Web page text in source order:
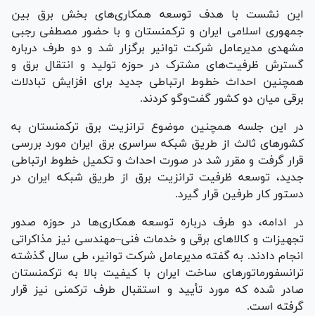
این نشست با هدف توسعه همکاری‌های بخش برق بین
جمهوری اسلامی ایران و ترکمنستان و با حضور مصطفی رجبی
مشهدی مدیرعامل شرکت توانیر برگزار شد و دو طرف درباره
گسترش ظرفیت‌های مشترک در حوزه تولید و انتقال برق و
همچنین احداث خطوط ارتباطی جدید برای افزایش تبادلات
برقی میان دو کشور گفت‌و‌گو کردند.
در این جلسه همچنین موضوع ترانزیت برق ترکمنستان به
کشور‌های ثالث از طریق شبکه سراسری برق ایران مورد بررسی
قرار گرفت و مقرر شد در صورت احداث و تکمیل خطوط ارتباطی
جدید، توسعه ظرفیت ترانزیت برق از طریق شبکه ایران در
دستور کار طرفین قرار گیرد.
در ادامه، دو طرف درباره توسعه همکاری‌ها در حوزه صدور
تجهیزات و کالا‌های برقی و خدمات فنی–مهندسی نیز مذاکراتی
انجام دادند. به گفته مدیرعامل شرکت توانیر، طی سال گذشته
ترانسفورماتور‌های ساخت ایران با کیفیت بالا به ترکمنستان
صادر شده که مورد تأیید و استقبال طرف ترکمنی نیز قرار
گرفته است.